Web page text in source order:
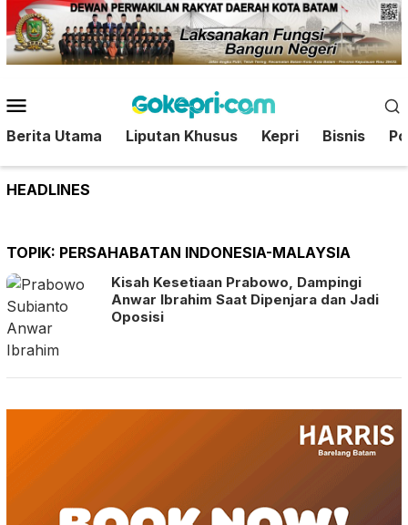
Loncat
ke
konten
Mobile
Berita Utama Liputan Khusus Kepri Bisnis
HEADLINES
TOPIK: PERSAHABATAN INDONESIA-MALAYSIA
Kisah Kesetiaan Prabowo, Dampingi
Anwar Ibrahim Saat Dipenjara dan Jadi
Oposisi